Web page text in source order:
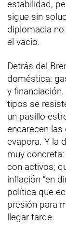
estabilidad,
sigue sin
diplomacia no
el vacío.
Detrás del
doméstica:
y
tipos se
un pasillo
encarecen
evapora. Y la
muy
con activos;
inflación “en
política que
presión para
llegar tarde.